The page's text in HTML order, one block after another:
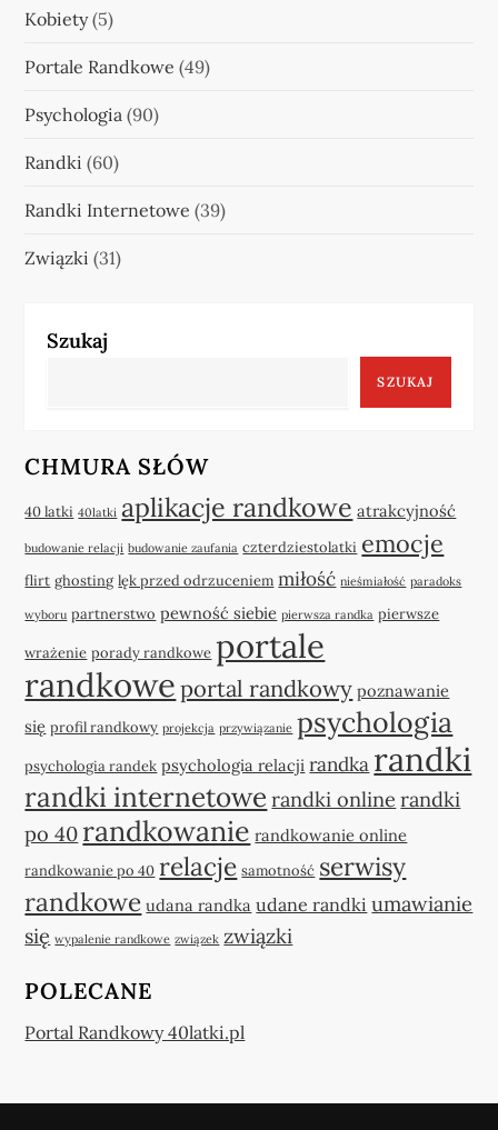
Kobiety(5)
Portale Randkowe (49)
Psychologia (90)
Randki (60)
Randki Internetowe (39)
Związki (31)
Szukaj
SZUKAJ
CHMURA SŁÓW
40 latki 40latki aplikacje randkowe atrakcyjność
budowanie relacji budowanie zaufania czterdziestolatki emocje
flirt ghosting lęk przed odrzuceniem miłość nieśmiałość paradoks
wyboru partnerstwo pewność siebie pierwsza randka pierwsze
wrażenie porady randkowe portale
randkowe portal randkowy poznawanie
się profil randkowy projekcja przywiązanie psychologia
psychologia randek psychologia relacji randka randki
randki internetowe randki online randki
po 40 randkowanie randkowanie online
randkowanie po 40 relacje samotność serwisy
randkowe udana randka udane randki umawianie
się wypalenie randkowe związek związki
POLECANE
Portal Randkowy 40latki.pl